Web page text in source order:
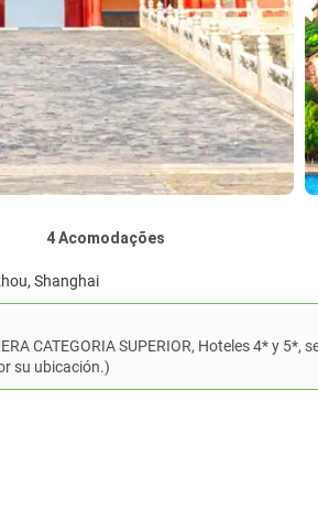
4 Acomodações
Shanghai
CATEGORIA SUPERIOR, Hoteles 4* y
su ubicación.)